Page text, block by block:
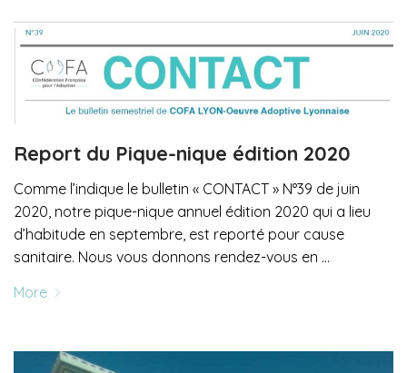
Report du Pique-nique édition 2020
Comme l’indique le bulletin « CONTACT » N°39 de juin
2020, notre pique-nique annuel édition 2020 qui a lieu
d’habitude en septembre, est reporté pour cause
sanitaire. Nous vous donnons rendez-vous en …
More